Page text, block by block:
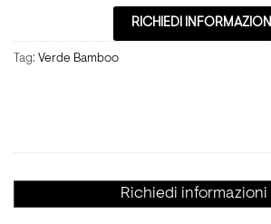
RICHIEDI INFORMAZIONI
Tag: Verde Bamboo
Richiedi informazioni